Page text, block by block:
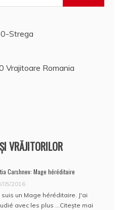
VRĂJITORILOR
Carshnev: Mage héréditaire
05/2016
suis un Mage héréditaire. J'ai
avec les plus … Citește mai